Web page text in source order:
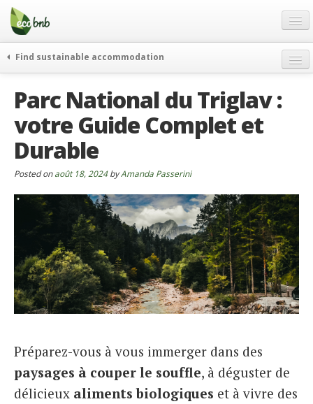
Menu
Skip
content
Offres Spéciales
FAQ
À propos
Partenaires
Contacts
French
German
English
Spanish
French
Find sustainable accommodation
Parc National du Triglav :
votre Guide Complet et
Durable
Posted onaoût 18, 2024byAmanda Passerini
Préparez-vous à vous immerger dans des
paysages à couper le souffle, à déguster de
délicieux aliments biologiques et à vivre des